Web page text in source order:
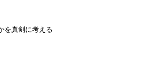
を真剣に考える